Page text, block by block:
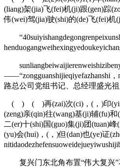
(liang)架(jia)飞(fei)机(ji)跟(gen)踪
伟(wei)驾(jia)驶(shi)的(de)飞(fei)机
——“zongguanshijieqiyefazhanshi
路总公司党组书记、总经理盛光
( ) ( )再(zai)次(ci)，(，)印(yin)尼
(zeng)亲(qin)往(wang)基(ji)辅(fu)
二(er)十(shi)国(guo)集(ji)团(tuan)
(yu)会(hui)，(，)但(dan)也(ye)证
复兴门东北角布置“伟大复兴”